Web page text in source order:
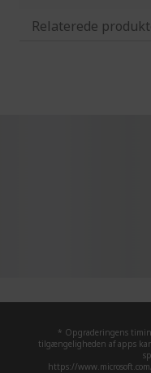
Relaterede
* Opgraderingens
tilgængeligheden af apps
https://